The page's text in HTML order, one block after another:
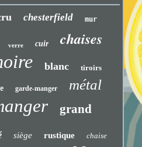
chesterfield mur
verre cuir chaises
blanc tiroirs
garde-manger métal
grand
siège rustique chaise